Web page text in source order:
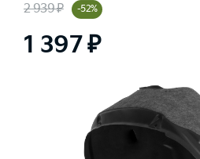
2 939 ₽ -52%
1 397 ₽